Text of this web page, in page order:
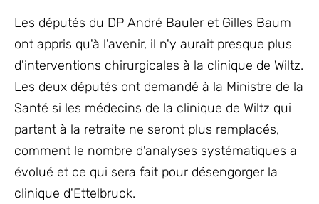
Les députés du DP André Bauler et Gilles Baum
ont appris qu'à l'avenir, il n'y aurait presque plus
d'interventions chirurgicales à la clinique de Wiltz.
Les deux députés ont demandé à la Ministre de la
Santé si les médecins de la clinique de Wiltz qui
partent à la retraite ne seront plus remplacés,
comment le nombre d'analyses systématiques a
évolué et ce qui sera fait pour désengorger la
clinique d'Ettelbruck.